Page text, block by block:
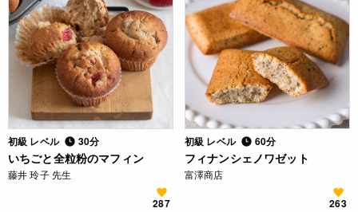
初級 レベル 30分
いちごと全粒粉のマフィン
藤井 玲子 先生
287
初級 レベル 60分
フィナンシェノワゼット
富澤商店
263